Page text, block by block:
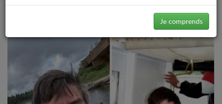
Je comprends